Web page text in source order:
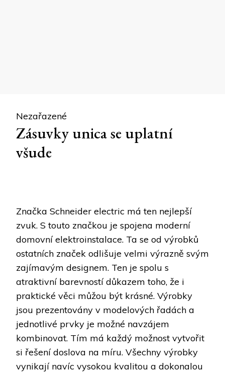
Nezařazené
Zásuvky unica se uplatní
všude
Značka Schneider electric má ten nejlepší
zvuk. S touto značkou je spojena moderní
domovní elektroinstalace. Ta se od výrobků
ostatních značek odlišuje velmi výrazně svým
zajímavým designem. Ten je spolu s
atraktivní barevností důkazem toho, že i
praktické věci můžou být krásné. Výrobky
jsou prezentovány v modelových řadách a
jednotlivé prvky je možné navzájem
kombinovat. Tím má každý možnost vytvořit
si řešení doslova na míru. Všechny výrobky
vynikají navíc vysokou kvalitou a dokonalou